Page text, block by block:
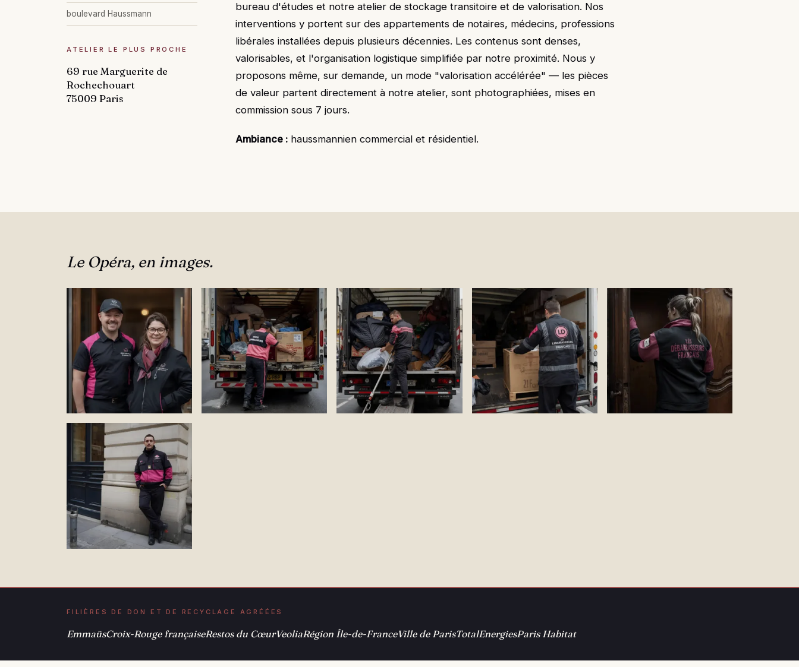
boulevard Haussmann
ATELIER LE PLUS PROCHE
69 rue Marguerite de
Rochechouart
75009 Paris
bureau d'études et notre atelier de stockage transitoire et de valorisation. Nos
interventions y portent sur des appartements de notaires, médecins, professions
libérales installées depuis plusieurs décennies. Les contenus sont denses,
valorisables, et l'organisation logistique simplifiée par notre proximité. Nous y
proposons même, sur demande, un mode "valorisation accélérée" — les pièces
de valeur partent directement à notre atelier, sont photographiées, mises en
commission sous 7 jours.
Ambiance : haussmannien commercial et résidentiel.
Le Opéra, en images.
FILIÈRES DE DON ET DE RECYCLAGE AGRÉÉES
EmmaüsCroix-Rouge françaiseRestos du CœurVeoliaRégion Île-de-FranceVille de ParisTotalEnergiesParis Habitat